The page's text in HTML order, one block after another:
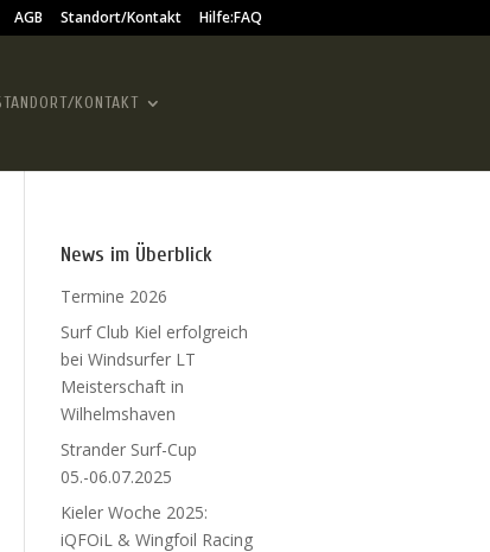
AGB Standort/Kontakt Hilfe:FAQ
KONTAKT
News im Überblick
Termine 2026
Surf Club Kiel erfolgreich
bei Windsurfer LT
Meisterschaft in
Wilhelmshaven
Strander Surf-Cup
05.-06.07.2025
Kieler Woche 2025:
iQFOiL & Wingfoil Racing